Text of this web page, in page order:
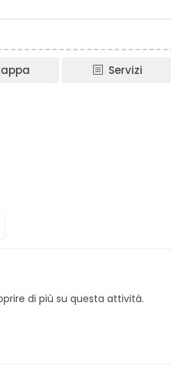
Servizi
di più su questa attività.